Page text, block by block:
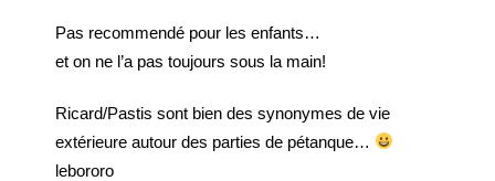
Pas recommendé pour les enfants…
et on ne l’a pas toujours sous la main!
Ricard/Pastis sont bien des synonymes de vie
extérieure autour des parties de pétanque…
lebororo